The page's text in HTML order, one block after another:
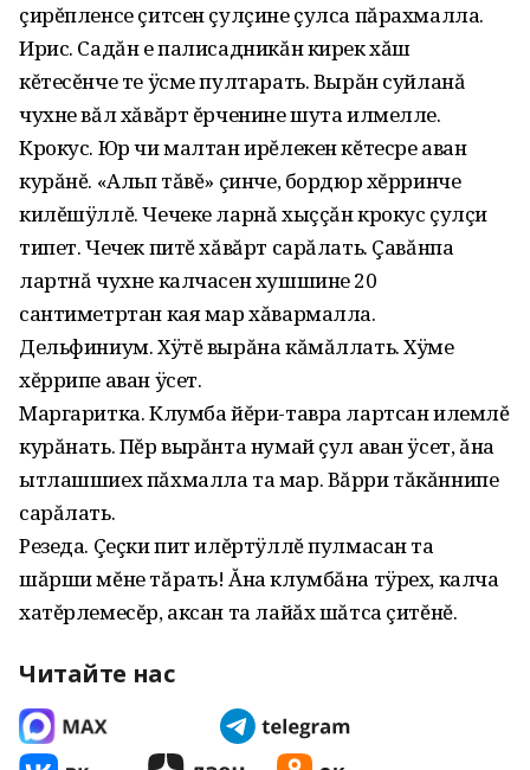
çирĕпленсе çитсен çулçине çулса пăрахмалла.
Ирис. Садăн е палисадникăн кирек хăш
кĕтесĕнче те ÿсме пултарать. Вырăн суйланă
чухне вăл хăвăрт ĕрченине шута илмелле.
Крокус. Юр чи малтан ирĕлекен кĕтесре аван
курăнĕ. «Альп тăвĕ» çинче, бордюр хĕрринче
килĕшÿллĕ. Чечеке ларнă хыççăн крокус çулçи
типет. Чечек питĕ хăвăрт сарăлать. Çавăнпа
лартнă чухне калчасен хушшине 20
сантиметртан кая мар хăвармалла.
Дельфиниум. Хÿтĕ вырăна кăмăллать. Хÿме
хĕррипе аван ÿсет.
Маргаритка. Клумба йĕри-тавра лартсан илемлĕ
курăнать. Пĕр вырăнта нумай çул аван ÿсет, ăна
ытлашшиех пăхмалла та мар. Вăрри тăкăннипе
сарăлать.
Резеда. Çеçки пит илĕртÿллĕ пулмасан та
шăрши мĕне тăрать! Ăна клумбăна тÿрех, калча
хатĕрлемесĕр, аксан та лайăх шăтса çитĕнĕ.
Читайте нас